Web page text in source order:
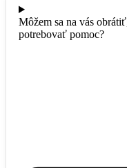
Môžem sa na vás
potrebovať pomoc?